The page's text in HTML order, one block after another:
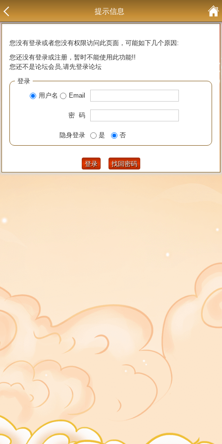
提示信息
您没有登录或者您没有权限访问此页面，可能如下几个原因:
您还没有登录或注册，暂时不能使用此功能!!
您还不是论坛会员,请先登录论坛
登录
用户名
Email
密 码
隐身登录 是 否